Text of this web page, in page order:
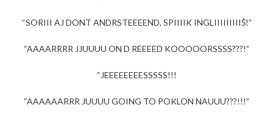
“SORIII AJ DONT ANDRSTEEEEND, SPIIIIK INGLIIIIIIIIIŠ!”
“AAAARRRR JJUUUU ON D REEEED KOOOOORSSSS???!”
“JEEEEEEEESSSSS!!!
“AAAAAARRR JUUUU GOING TO POKLON NAUUU???!!!”